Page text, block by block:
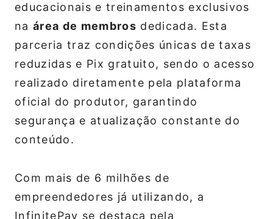
educacionais e treinamentos exclusivos
na área de membros dedicada. Esta
parceria traz condições únicas de taxas
reduzidas e Pix gratuito, sendo o acesso
realizado diretamente pela plataforma
oficial do produtor, garantindo
segurança e atualização constante do
conteúdo.
Com mais de 6 milhões de
empreendedores já utilizando, a
InfinitePay se destaca pela